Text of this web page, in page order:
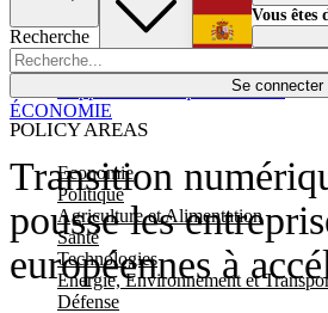
Recherche
Se connecter
POLICY AREAS
Economie
Politique
Agriculture et Alimentation
Santé
Technologies
Energie, Environnement et
Défense
Économie
Español
Vous êtes
Transition
pousse les
européennes à
ÉCONOMIE